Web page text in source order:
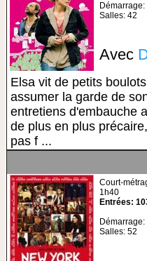
Démarrage:
Salles: 42
Avec
Elsa vit de petits
assumer la garde de
entretiens d'embauche
de plus en plus
pas f ...
Court-
1h40
Entrées:
Démarrage:
Salles: 52